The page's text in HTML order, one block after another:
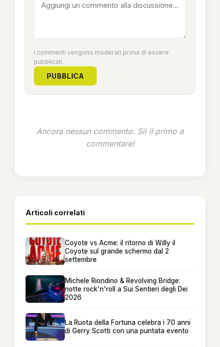
I commenti vengono moderati prima di essere
pubblicati.
PUBBLICA
Ancora nessun commento. Sii il primo a
commentare!
Articoli correlati
Coyote vs Acme: il ritorno di Willy il
Coyote sul grande schermo dal 2
settembre
Michele Riondino & Revolving Bridge:
notte rock'n'roll a Sui Sentieri degli Dei
2026
La Ruota della Fortuna celebra i 70 anni
di Gerry Scotti con una puntata evento